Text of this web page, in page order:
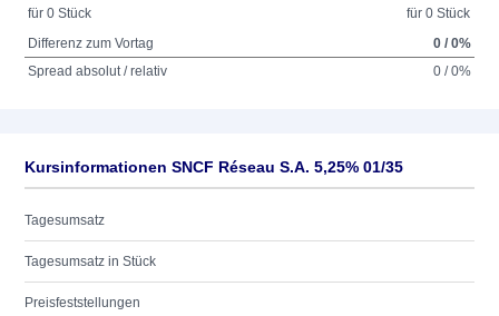
für 0 Stück
für 0 Stück
Differenz zum Vortag
0 / 0%
Spread absolut / relativ
0 / 0%
Kursinformationen SNCF Réseau S.A. 5,25% 01/35
Tagesumsatz
Tagesumsatz in Stück
Preisfeststellungen